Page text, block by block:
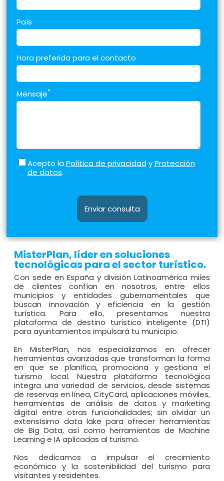
País
Hora preferida para el contacto
Mensaje*
Acepto la Política de privacidad yProtección
de datos.
Enviar consulta
MisterPlan, líder en soluciones
tecnológicas para el sector turístico.
Con sede en España y división Latinoamérica miles
de clientes confían en nosotros, entre ellos
municipios y entidades gubernamentales que
buscan innovación y eficiencia en la gestión
turística. Para ello, presentamos nuestra
plataforma de destino turístico inteligente (DTI)
para ayuntamientos impulsará tu municipio.
En MisterPlan, nos especializamos en ofrecer
herramientas avanzadas que transforman la forma
en que se planifica, promociona y gestiona el
turismo local. Nuestra plataforma tecnológica
integra una variedad de servicios, desde sistemas
de reservas en línea, CityCard, aplicaciones móviles,
herramientas de análisis de datos y marketing
digital entre otras funcionalidades; sin olvidar un
extensísimo data lake para ofrecer herramientas
de Big Data, así como herramientas de Machine
Learning e IA aplicadas al turismo.
Nos dedicamos a impulsar el crecimiento
económico y la sostenibilidad del turismo para
visitantes y residentes.